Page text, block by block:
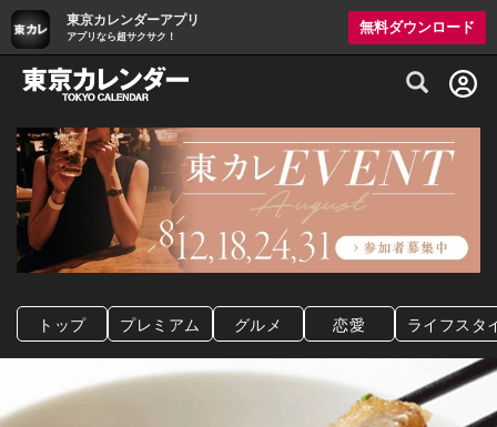
東京カレンダーアプリ
アプリなら超サクサク！
無料ダウンロード
グルメ情報・プレミアムレストラン予約
トップ プレミアム グルメ 恋愛 ライフスタ